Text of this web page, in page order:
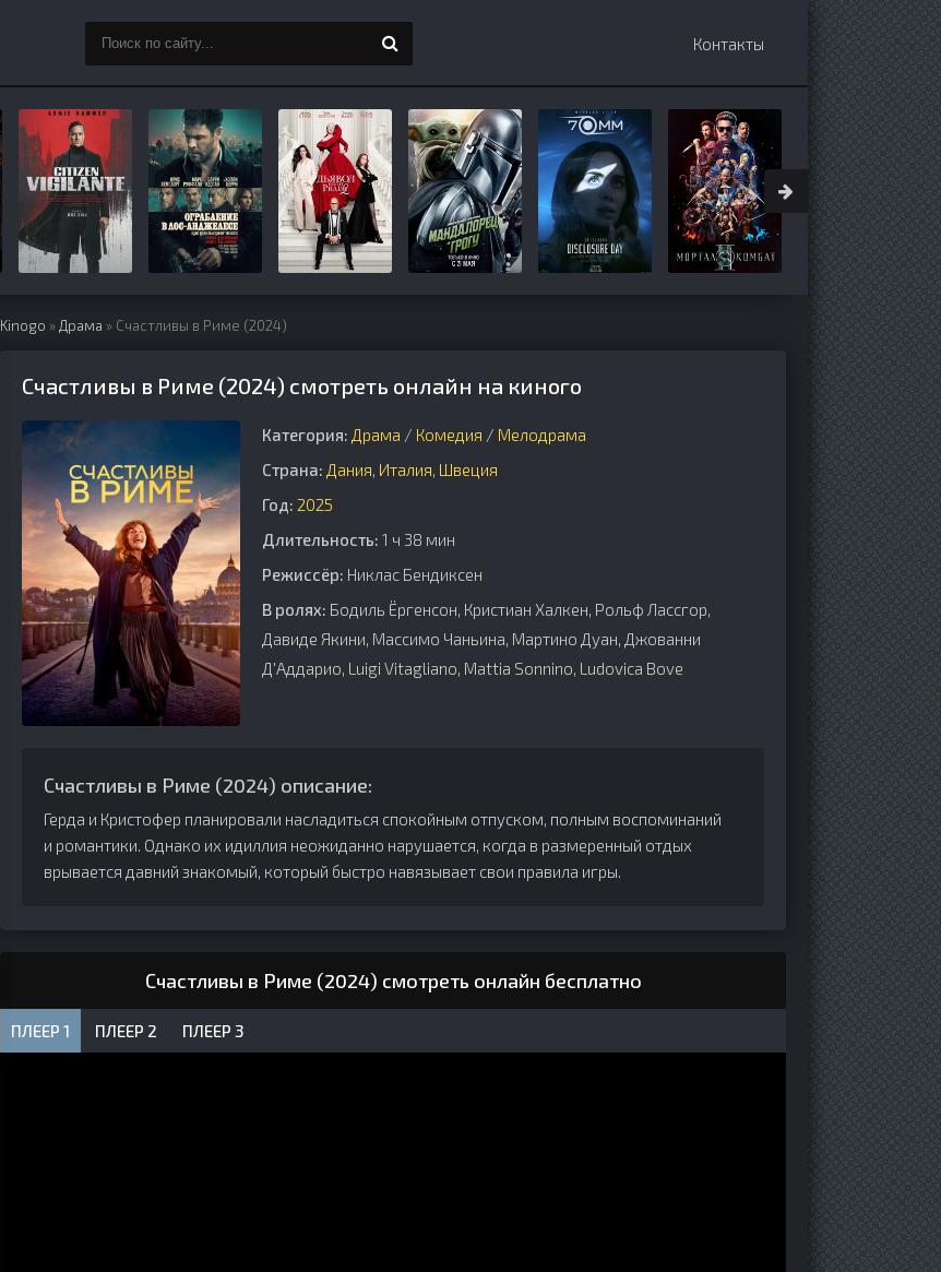
Контакты
Kinogo » Драма » Счастливы в Риме (2024)
Счастливы в Риме (2024) смотреть онлайн на киного
Категория: Драма / Комедия / Мелодрама
Страна: Дания, Италия, Швеция
Год: 2025
Длительность: 1 ч 38 мин
Режиссёр: Никлас Бендиксен
В ролях: Бодиль Ёргенсон, Кристиан Халкен, Рольф Лассгор,
Давиде Якини, Массимо Чаньина, Мартино Дуан, Джованни
Д'Аддарио, Luigi Vitagliano, Mattia Sonnino, Ludovica Bove
Счастливы в Риме (2024) описание:
Герда и Кристофер планировали насладиться спокойным отпуском, полным воспоминаний
и романтики. Однако их идиллия неожиданно нарушается, когда в размеренный отдых
врывается давний знакомый, который быстро навязывает свои правила игры.
Счастливы в Риме (2024) смотреть онлайн бесплатно
ПЛЕЕР 1 ПЛЕЕР 2 ПЛЕЕР 3